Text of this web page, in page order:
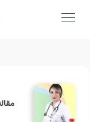
content